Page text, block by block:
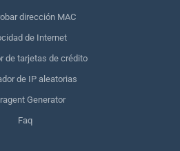
dirección MAC
de Internet
de tarjetas de crédito
de IP aleatorias
Generator
Faq